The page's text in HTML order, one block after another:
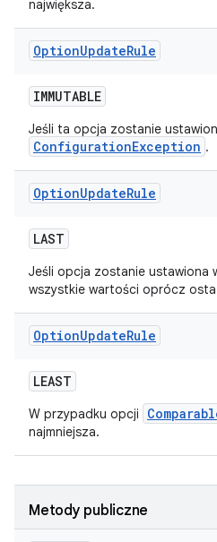
największa.
OptionUpdateRule
IMMUTABLE
Jeśli ta opcja zostanie
ConfigurationException .
OptionUpdateRule
LAST
Jeśli opcja zostanie ustawiona
wszystkie wartości oprócz
OptionUpdateRule
LEAST
W przypadku opcji
najmniejsza.
Metody publiczne